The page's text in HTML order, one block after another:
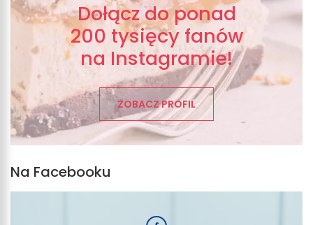
Dołącz do ponad
200 tysięcy fanów
na Instagramie!
ZOBACZ PROFIL
Na Facebooku